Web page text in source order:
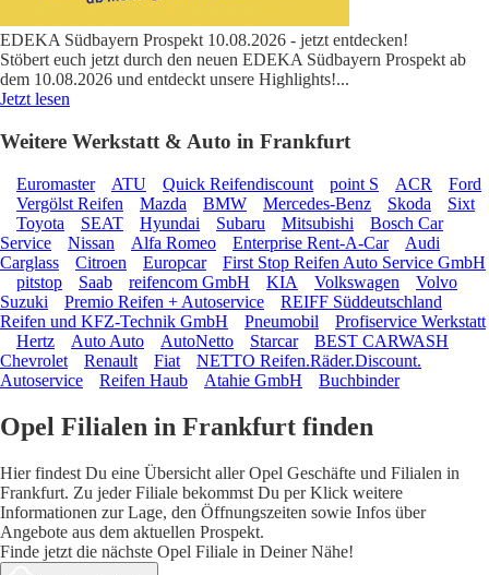
EDEKA Südbayern Prospekt 10.08.2026 - jetzt entdecken!
Stöbert euch jetzt durch den neuen EDEKA Südbayern Prospekt ab
dem 10.08.2026 und entdeckt unsere Highlights!...
Jetzt lesen
Weitere Werkstatt & Auto in Frankfurt
Euromaster ATU Quick Reifendiscount point S ACR
Ford
Vergölst Reifen
Mazda BMW Mercedes-Benz Skoda
Sixt
Toyota
SEAT Hyundai Subaru Mitsubishi
Bosch Car
Service
Nissan Alfa Romeo Enterprise Rent-A-Car
Audi
Carglass
Citroen Europcar
First Stop Reifen Auto Service GmbH
pitstop
Saab reifencom GmbH KIA Volkswagen
Volvo
Suzuki
Premio Reifen + Autoservice
REIFF Süddeutschland
Reifen und KFZ-Technik GmbH
Pneumobil
Profiservice Werkstatt
Hertz
Auto Auto AutoNetto Starcar
BEST CARWASH
Chevrolet
Renault Fiat
NETTO Reifen.Räder.Discount.
Autoservice
Reifen Haub Atahie GmbH Buchbinder
Opel Filialen in Frankfurt finden
Hier findest Du eine Übersicht aller Opel Geschäfte und Filialen in
Frankfurt. Zu jeder Filiale bekommst Du per Klick weitere
Informationen zur Lage, den Öffnungszeiten sowie Infos über
Angebote aus dem aktuellen Prospekt.
Finde jetzt die nächste Opel Filiale in Deiner Nähe!